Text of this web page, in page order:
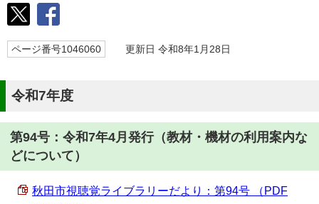
ページ番号1046060 更新日 令和8年1月28日
令和7年度
第94号：令和7年4月発行（教材・機材の利用案内な
どについて）
秋田市視聴覚ライブラリーだより：第94号 （PDF